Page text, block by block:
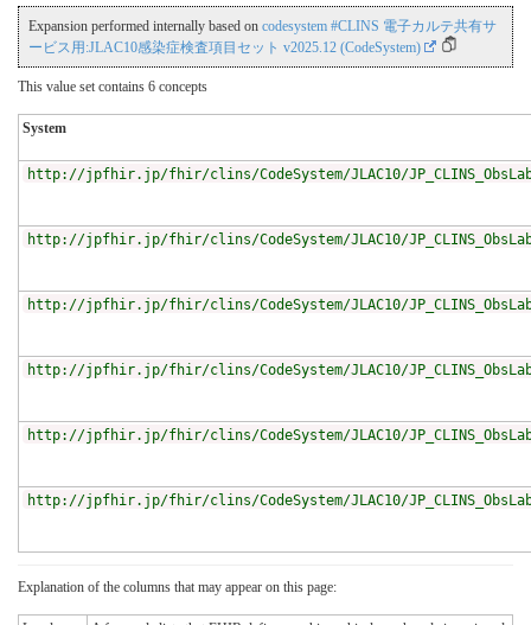
Expansion performed internally based on codesystem #CLINS 電子カルテ共有サ
ービス用:JLAC10感染症検査項目セット v2025.12 (CodeSystem)
This value set contains 6 concepts
System
http://jpfhir.jp/fhir/clins/CodeSystem/JLAC10/
http://jpfhir.jp/fhir/clins/CodeSystem/JLAC10/
http://jpfhir.jp/fhir/clins/CodeSystem/JLAC10/
http://jpfhir.jp/fhir/clins/CodeSystem/JLAC10/
http://jpfhir.jp/fhir/clins/CodeSystem/JLAC10/
http://jpfhir.jp/fhir/clins/CodeSystem/JLAC10/
Explanation of the columns that may appear on this page: